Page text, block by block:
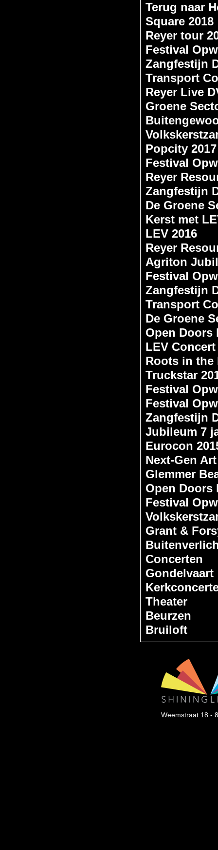
Terug naar
Square 2018
Reyer tour
Festival
Zangfestijn
Transport
Reyer Live
Groene
Popcity 2017
Festival
Reyer
Zangfestijn
De Groene
Kerst met
LEV 2016
Reyer
Agriton
Festival
Zangfestijn
Transport
De Groene
Open Doors
LEV Concert
Roots in the
Truckstar
Festival
Festival
Zangfestijn
Jubileum 7
Eurocon
Next-Gen
Glemmer
Open Doors
Festival
Grant &
Concerten
Gondelvaart
Theater
Beurzen
Bruiloft
Weemstraat 18 -